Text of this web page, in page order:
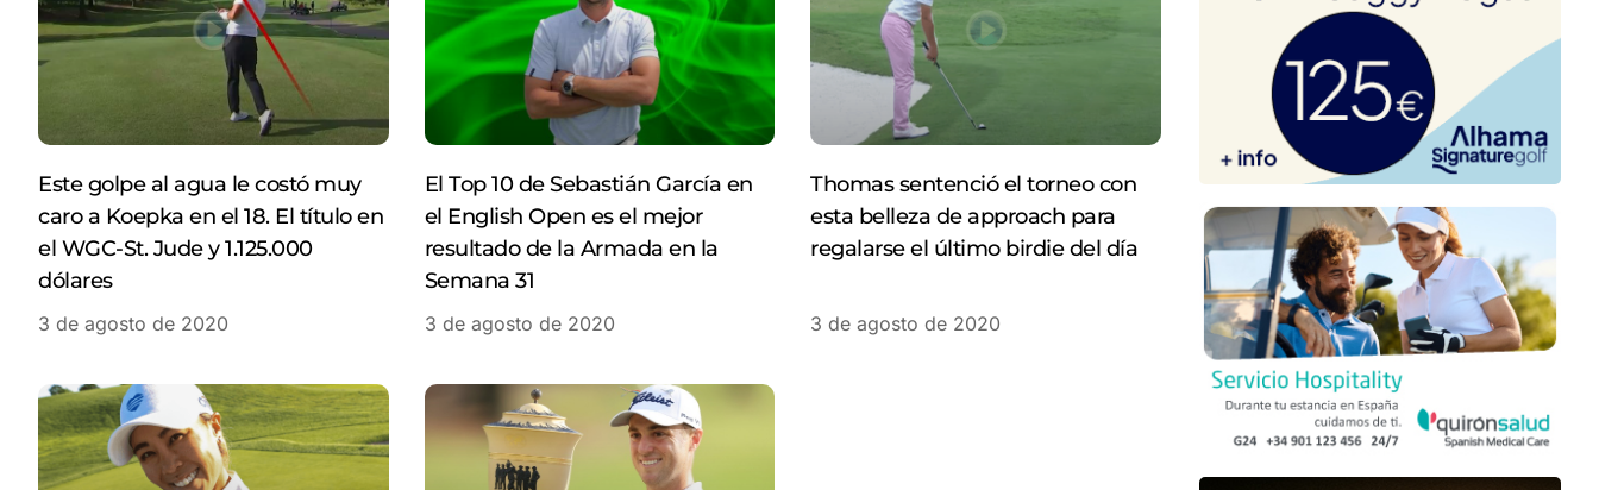
Este golpe al agua le costó muy
caro a Koepka en el 18. El título en
el WGC-St. Jude y 1.125.000
dólares
3 de agosto de 2020
El Top 10 de Sebastián García en
el English Open es el mejor
resultado de la Armada en la
Semana 31
3 de agosto de 2020
Thomas sentenció el torneo con
esta belleza de approach para
regalarse el último birdie del día
3 de agosto de 2020